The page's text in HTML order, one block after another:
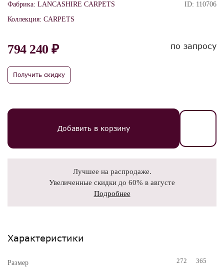
Фабрика: LANCASHIRE CARPETS
Коллекция: CARPETS
ID: 110706
794 240 ₽
Получить скидку
по запросу
Добавить в корзину
Лучшее на распродаже.
Увеличенные скидки до 60% в августе
Подробнее
Характеристики
Размер 272 365